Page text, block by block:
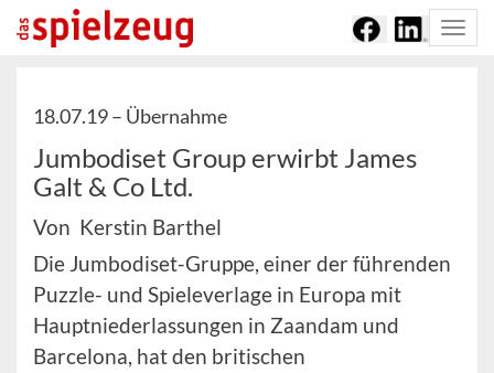
18.07.19 – Übernahme
Jumbodiset Group erwirbt James
Galt & Co Ltd.
Von Kerstin Barthel
Die Jumbodiset-Gruppe, einer der führenden
Puzzle- und Spieleverlage in Europa mit
Hauptniederlassungen in Zaandam und
Barcelona, hat den britischen